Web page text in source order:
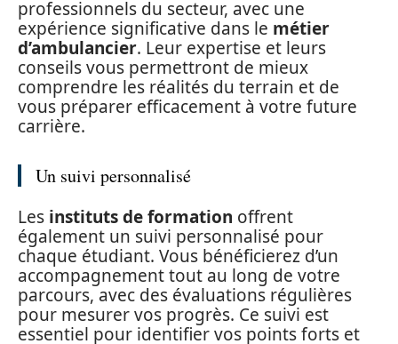
professionnels du secteur, avec une
expérience significative dans le métier
d’ambulancier. Leur expertise et leurs
conseils vous permettront de mieux
comprendre les réalités du terrain et de
vous préparer efficacement à votre future
carrière.
Un suivi personnalisé
Les instituts de formation offrent
également un suivi personnalisé pour
chaque étudiant. Vous bénéficierez d’un
accompagnement tout au long de votre
parcours, avec des évaluations régulières
pour mesurer vos progrès. Ce suivi est
essentiel pour identifier vos points forts et